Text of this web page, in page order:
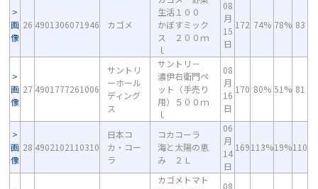
画
像
26 4901306071946 カゴメ
生活１００
かぼすミック
ス ２００ｍ
ｌ
08
月
15
日
172 74% 78% 83
画
像
27 4901777261006
サントリ
ーホール
ディング
ス
サントリ－
濃伊右衛門ペ
ット（手売り
用）５００ｍ
ｌ
08
月
16
日
170 80% 51% 81
画
像
28 4902102110310
日本コ
カ・コー
ラ
コカコーラ
海と太陽の恵
み ２Ｌ
06
月
14
日
169113%19%110
カゴメトマト
08